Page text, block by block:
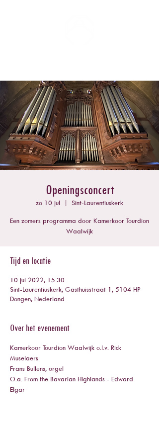
Openingsconcert
zo 10 jul
  |
Sint-Laurentiuskerk
Een zomers programma door Kamerkoor Tourdion
Waalwijk
Tijd en locatie
10 jul 2022, 15:30
Sint-Laurentiuskerk, Gasthuisstraat 1, 5104 HP
Dongen, Nederland
Over het evenement
Kamerkoor Tourdion Waalwijk o.l.v. Rick
Muselaers
Frans Bullens, orgel
O.a. From the Bavarian Highlands - Edward
Elgar